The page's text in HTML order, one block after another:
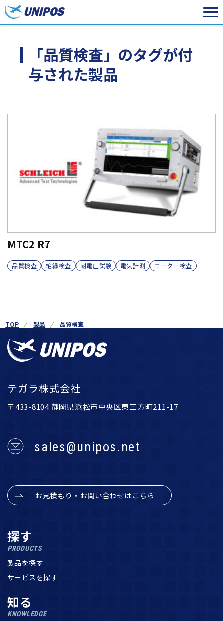
「品質検査」のタグが付
与された製品
MTC2 R7
品質検査 絶縁検査 耐電圧試験 電気計測 モーター検査
TOP 製品 品質検査
テガラ株式会社
〒433-8104 静岡県浜松市中央区東三方町211-17
sales@unipos.net
お見積もり・お問い合わせはこちら
探す
PRODUCTS
製品を探す
サービスを探す
知る
KNOWLEDGE